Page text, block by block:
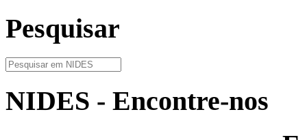
Pesquisar
NIDES - Encontre-nos